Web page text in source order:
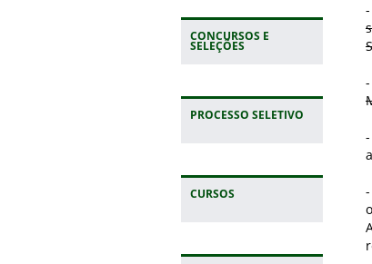
CONCURSOS E
SELEÇÕES
PROCESSO SELETIVO
CURSOS
-
-
-
-